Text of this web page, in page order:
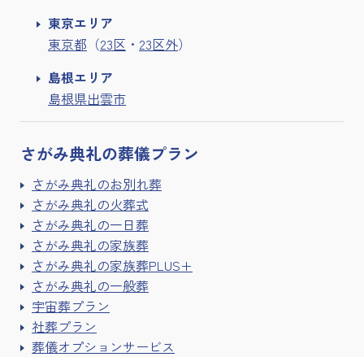
東京エリア
東京都 （23区 ・ 23区外）
島根エリア
島根県出雲市
さがみ典礼の葬儀プラン
さがみ典礼のお別れ葬
さがみ典礼の火葬式
さがみ典礼の一日葬
さがみ典礼の家族葬
さがみ典礼の家族葬PLUS+
さがみ典礼の一般葬
宇宙葬プラン
社葬プラン
葬儀オプションサービス